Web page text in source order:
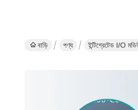
বাড়ি পণ্য ইন্টিগ্রেটেড I/O